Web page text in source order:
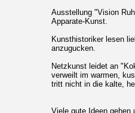
Ausstellung "Vision
Apparate-Kunst.
Kunsthistoriker lesen
anzugucken.
Netzkunst leidet an
verweilt im warmen,
tritt nicht in die kalte,
Viele gute Ideen gehen